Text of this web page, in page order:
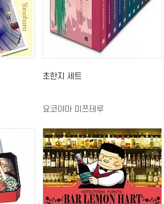
초한지 세트
요코야마 미쯔테루